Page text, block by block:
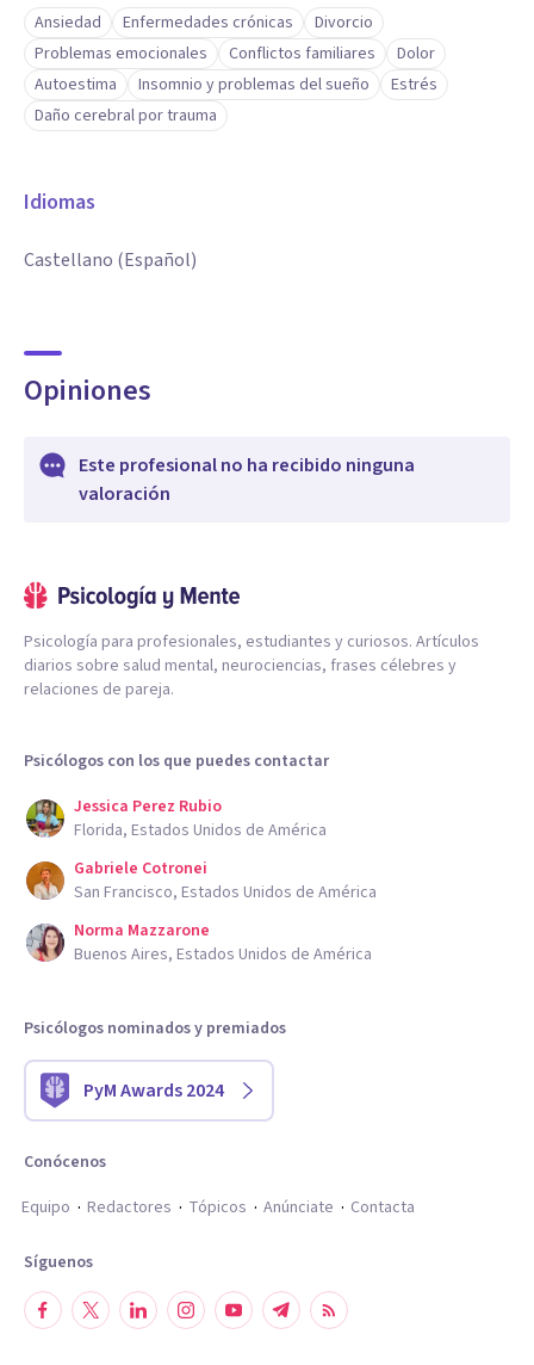
Ansiedad Enfermedades crónicas
Divorcio
Problemas emocionales
Conflictos familiares
Dolor
Autoestima
Insomnio y problemas del sueño
Estrés
Daño cerebral por trauma
Idiomas
Castellano (Español)
Opiniones
Este profesional no ha recibido ninguna
valoración
Psicología para profesionales, estudiantes y curiosos. Artículos
diarios sobre salud mental, neurociencias, frases célebres y
relaciones de pareja.
Psicólogos con los que puedes contactar
Jessica Perez Rubio
Florida, Estados Unidos de América
Gabriele Cotronei
San Francisco, Estados Unidos de América
Norma Mazzarone
Buenos Aires, Estados Unidos de América
Psicólogos nominados y premiados
PyM Awards 2024
Conócenos
Equipo
Redactores Tópicos Anúnciate Contacta
Síguenos